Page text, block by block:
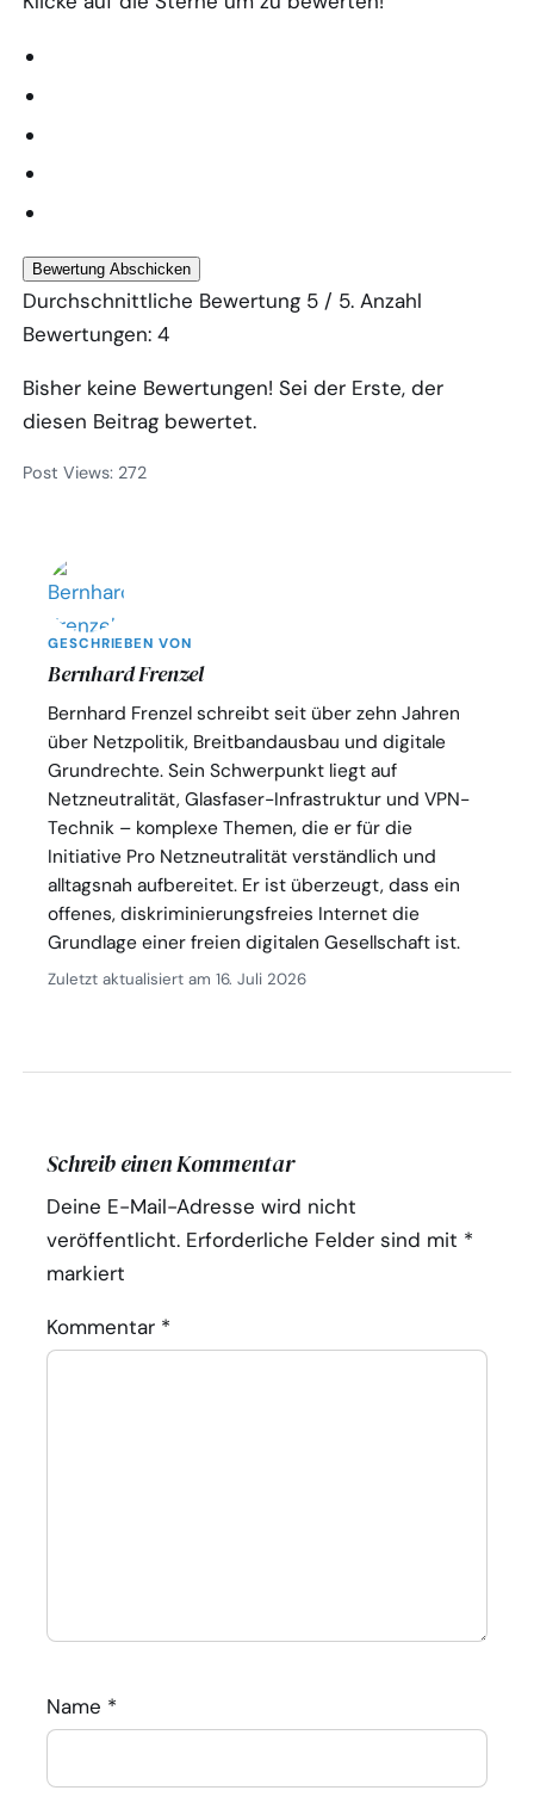
Bewertung Abschicken
Durchschnittliche Bewertung 5 / 5. Anzahl
Bewertungen:4
Bisher keine Bewertungen! Sei der Erste, der
diesen Beitrag bewertet.
Post Views: 272
GESCHRIEBEN VON
Bernhard Frenzel
Bernhard Frenzel schreibt seit über zehn Jahren
über Netzpolitik, Breitbandausbau und digitale
Grundrechte. Sein Schwerpunkt liegt auf
Netzneutralität, Glasfaser-Infrastruktur und VPN-
Technik – komplexe Themen, die er für die
Initiative Pro Netzneutralität verständlich und
alltagsnah aufbereitet. Er ist überzeugt, dass ein
offenes, diskriminierungsfreies Internet die
Grundlage einer freien digitalen Gesellschaft ist.
Zuletzt aktualisiert am 16. Juli 2026
Schreib einen Kommentar
Deine E-Mail-Adresse wird nicht
veröffentlicht. Erforderliche Felder sind mit *
markiert
Kommentar *
Name *